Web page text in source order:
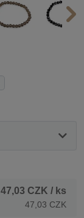
47,03 CZK / ks
47,03 CZK